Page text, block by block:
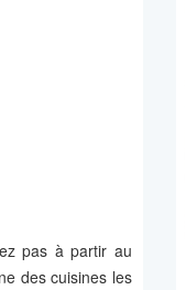
pas à partir au
des cuisines les